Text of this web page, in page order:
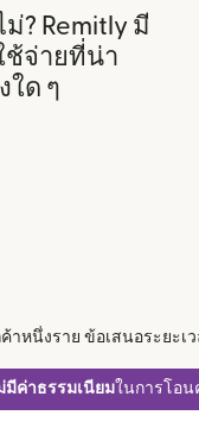
? Remitly มี
ช้จ่ายที่น่า
ใด ๆ
หนึ่งราย ข้อเสนอระยะเ
มีค่าธรรมเนียมในการโอน